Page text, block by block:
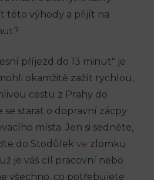
této výhody​ a přijít na
příjezd do​ 13 minut" je
okamžitě zažít rychlou,
cestu z Prahy do
starat o⁢ dopravní zácpy
místa. Jen si sedněte,
do Stodůlek ve zlomku
je váš cíl pracovní ​nebo
všechno,⁣ co potřebujete